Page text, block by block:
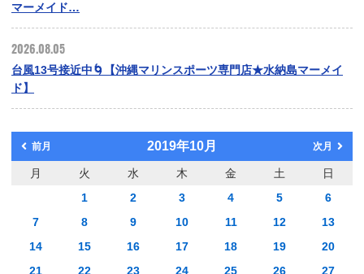
マーメイド…
2026.08.05
台風13号接近中🌀【沖縄マリンスポーツ専門店★水納島マーメイ
ド】
前月 2019年10月 次月
月 火 水 木 金 土
日
1
2 3 4 5
6
7
8 9 10 11 12
13
14
15 16 17 18 19
20
21
22 23 24 25 26
27